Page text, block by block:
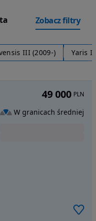
Zobacz filtry
III (2009-) Yaris
49 000 PLN
W granicach średniej